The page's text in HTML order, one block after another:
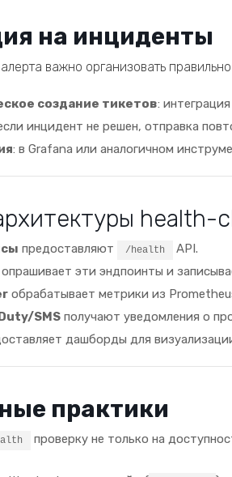
на инциденты
важно организовать
создание тикетов:
инцидент не решен, отправка
: в Grafana или аналогичном
health-
предоставляют /health
API.
опрашивает эти эндпоинты и
обрабатывает метрики из
SMS получают уведомления о
дашборды для
практики
проверку не только на